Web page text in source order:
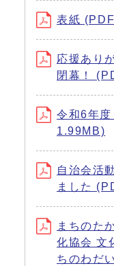
表紙
応援あり
閉幕！
令和6年度
1.99MB)
自治会活
ました
まちのた
化協会 文
ちのわだ